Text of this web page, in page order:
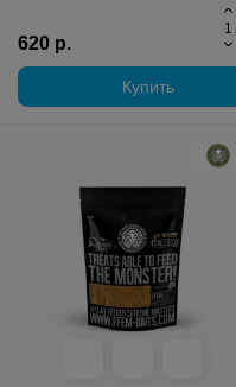
620 р.
Купить